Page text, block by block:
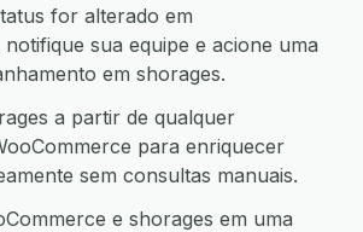
for alterado em
sua equipe e acione uma
em shorages.
a partir de qualquer
para enriquecer
sem consultas manuais.
e shorages em uma